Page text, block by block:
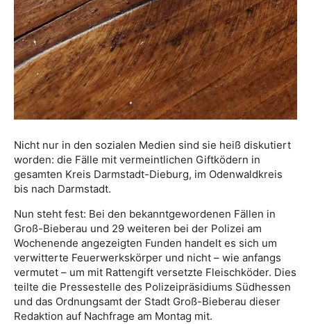
Nicht nur in den sozialen Medien sind sie heiß diskutiert
worden: die Fälle mit vermeintlichen Giftködern in
gesamten Kreis Darmstadt-Dieburg, im Odenwaldkreis
bis nach Darmstadt.
Nun steht fest: Bei den bekanntgewordenen Fällen in
Groß-Bieberau und 29 weiteren bei der Polizei am
Wochenende angezeigten Funden handelt es sich um
verwitterte Feuerwerkskörper und nicht – wie anfangs
vermutet – um mit Rattengift versetzte Fleischköder. Dies
teilte die Pressestelle des Polizeipräsidiums Südhessen
und das Ordnungsamt der Stadt Groß-Bieberau dieser
Redaktion auf Nachfrage am Montag mit.